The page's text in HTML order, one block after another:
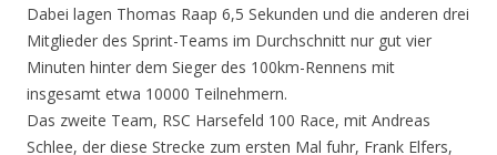
Dabei lagen Thomas Raap 6,5 Sekunden und die anderen drei
Mitglieder des Sprint-Teams im Durchschnitt nur gut vier
Minuten hinter dem Sieger des 100km-Rennens mit
insgesamt etwa 10000 Teilnehmern.
Das zweite Team, RSC Harsefeld 100 Race, mit Andreas
Schlee, der diese Strecke zum ersten Mal fuhr, Frank Elfers,